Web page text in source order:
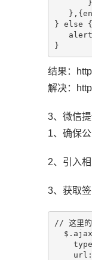
} else {
结果：
解决：
3、微信
1、确保
2、引入
3、获取
// 这里的
url: